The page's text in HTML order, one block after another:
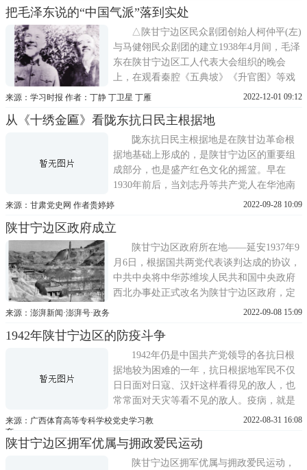
遂其灭亡中国之阴谋。规劝蒋介石应挺身而
出，制止祸国殃民之内战重新爆发，并实现
在西安事
把毛泽东说的“中国气派”落到实处
△陕甘宁边区民众剧团创始人柯仲平(左)
与马健翎民众剧团的建立1938年4月间，毛泽
东在陕甘宁边区工人代表大会组织的晚会
上，在观看秦腔《五典坡》《升官图》等戏
时，向工会负责人齐华说：你看老百姓来得
戴花的，男女老少把剧场拥挤得满满的，群
众非常欢迎这种形式。群众喜欢的形式，我
们应该搞，就是内容太
来源：学习时报 作者：丁静 丁卫星 丁雁 2022-12-01 09:12
从《十绣金匾》看陇东抗日民主根据地
陇东抗日民主根据地是在陕甘边革命根
据地基础上形成的，是陕甘宁边区的重要组
成部分，也是盛产红色文化的摇篮。早在
1930年前后，当刘志丹等共产党人在华池南
梁一带宣传革命、组织武装的时候，他们首
式，他们说唱着大家起来，实行共产等民
谣，号召劳苦大众起来革命，庆阳人民也早
已习惯了把自己的爱和恨通过民歌、
来源：甘肃党史网 作者贵婷婷 2022-09-28 10:09
陕甘宁边区政府成立
陕甘宁边区政府所在地——延安1937年9
月6日，根据国共两党代表谈判达成的协议，
中共中央将中华苏维埃人民共和国中央政府
西北办事处正式改名为陕甘宁边区政府，定
延安为首府。抗日战争时期，陕甘宁边区是
军、新四军等抗日武装的指挥中枢所在地和
总后方。在烽火连天的岁月里，边区军民一
边要开展武装斗争，一边还
来源：澎湃新闻·澎湃号·政务 2022-09-08 15:09
1942年陕甘宁边区的防疫斗争
1942年仍是中国共产党领导的各抗日根
据地较为困难的一年，抗日根据地军民不仅
日日面对日寇、汉奸这样看得见的敌人，也
常常面对天灾等看不见的敌人。疫病，就是
这样一个看不见的敌人。陕甘宁边区，地处
生状况恶劣，医疗条件差，传染病的爆发年
年都会造成人员的病、亡。延安1941年在春
来源：广西体育高等专科学校党史学习教
育
2022-08-31 16:08
陕甘宁边区拥军优属与拥政爱民运动
陕甘宁边区拥军优属与拥政爱民运动，